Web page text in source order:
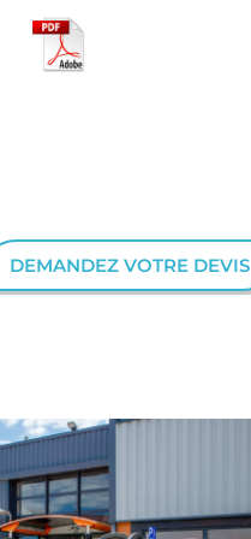
DEMANDEZ VOTRE DEVIS